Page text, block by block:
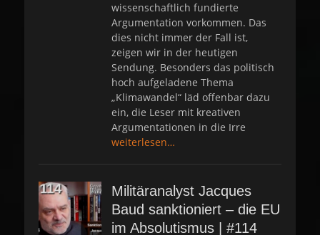
wissenschaftlich fundierte
Argumentation vorkommen. Das
dies nicht immer der Fall ist,
zeigen wir in der heutigen
Sendung. Besonders das politisch
hoch aufgeladene Thema
„Klimawandel“ läd offenbar dazu
ein, die Leser mit kreativen
Argumentationen in die Irre
weiterlesen…
Militäranalyst Jacques
Baud sanktioniert – die EU
im Absolutismus | #114